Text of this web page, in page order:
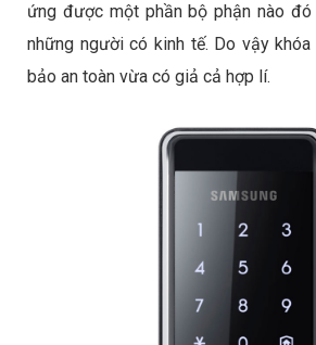
ứng được một phần bộ phận nào
những người có kinh tế. Do vậy
bảo an toàn vừa có giả cả hợp lí.